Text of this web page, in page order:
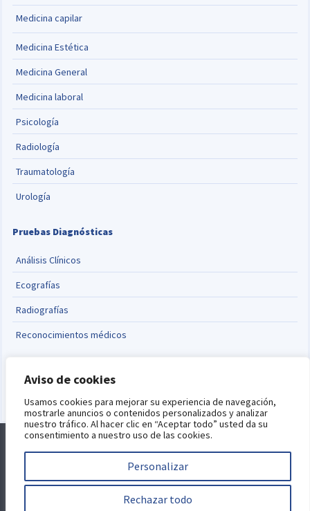
Aviso de cookies
Usamos cookies para mejorar su experiencia de navegación,
mostrarle anuncios o contenidos personalizados y analizar
nuestro tráfico. Al hacer clic en “Aceptar todo” usted da su
consentimiento a nuestro uso de las cookies.
Personalizar
Rechazar todo
Medicina capilar
Medicina Estética
Medicina General
Medicina laboral
Psicología
Radiología
Traumatología
Urología
Pruebas Diagnósticas
Análisis Clínicos
Ecografías
Radiografías
Reconocimientos médicos
English
Alquiler de consultas Blog Aviso Legal
Política de Privacidad
Política de Cookies
Este sitio está protegido por reCAPTCHA y se aplican la
privacidadytérminos del serviciode Google.Desarrollo web por